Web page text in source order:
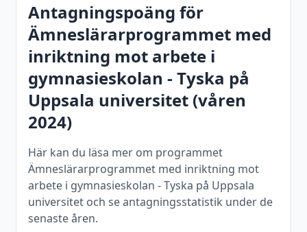
Antagningspoäng för
Ämneslärarprogrammet med
inriktning mot arbete i
gymnasieskolan - Tyska på
Uppsala universitet (våren
2024)
Här kan du läsa mer om programmet
Ämneslärarprogrammet med inriktning mot
arbete i gymnasieskolan - Tyska på Uppsala
universitet och se antagningsstatistik under de
senaste åren.